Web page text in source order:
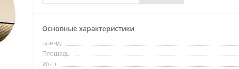
Основные характеристики
Бренд:
Площадь:
Wi-Fi: